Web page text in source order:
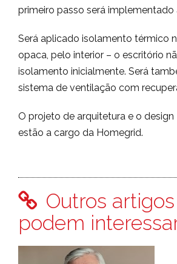
primeiro passo será implementado
Será aplicado isolamento térmico
opaca, pelo interior – o escritório
isolamento inicialmente. Será
sistema de ventilação com
O projeto de arquitetura e o design
estão a cargo da Homegrid.
Outros
podem